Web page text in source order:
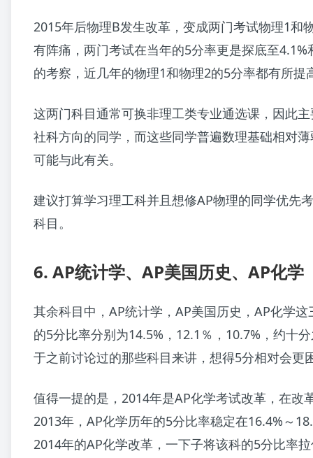
2015年后物理B发生改革，变成两门考试物理1和
有阵痛，两门考试在当年的5分率更是探底至4.1%
的考察，近几年的物理1和物理2的5分率都有所提
这两门科目通常可换非理工类专业通选课，因此
社科方向的同学，而这些同学普遍数理基础相对
可能与此有关。
建议打算学习理工科并且想修AP物理的同学优先
科目。
6. AP统计学、AP美国历史、AP化学
其余科目中，AP统计学，AP美国历史，AP化学
的5分比率分别为14.5%，12.1％，10.7%，约十
于之前讨论过的那些科目来讲，想得5分相对会更
值得一提的是，2014年是AP化学考试改革，在改
2013年，AP化学历年的5分比率稳定在16.4%～
2014年的AP化学改革，一下子将该科的5分比率